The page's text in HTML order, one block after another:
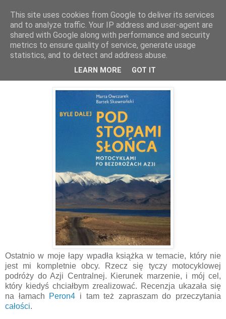
Kieszenie Pełne Piasku
5.08.2016
Pod Stopami Słońca
Ostatnio w moje łapy wpadła książka w temacie, który nie
jest mi kompletnie obcy. Rzecz się tyczy motocyklowej
podróży do Azji Centralnej. Kierunek marzenie, i mój cel,
który kiedyś chciałbym zrealizować. Recenzja ukazała się
na łamach
Peron4 i tam też zapraszam do przeczytania
całości.
This site uses cookies from Google to deliver its services
and to analyze traffic. Your IP address and user-agent are
shared with Google along with performance and security
metrics to ensure quality of service, generate usage
statistics, and to detect and address abuse.
LEARN MORE GOT IT